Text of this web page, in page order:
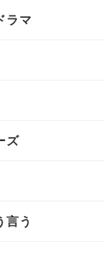
ラマ
ズ
言う